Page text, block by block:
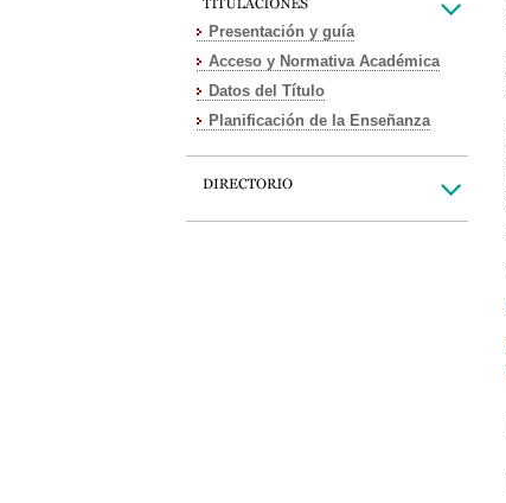
Presentación y guía
Acceso y Normativa Académica
Datos del Título
Planificación de la Enseñanza